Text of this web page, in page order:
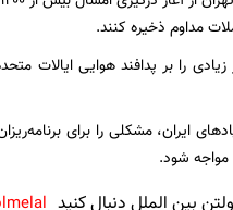
مداوم ذخیره کنند.
را بر پدافند هوایی ایالات
ایران، مشکلی را برای
مواجه شود.
بین الملل دنبال کنید